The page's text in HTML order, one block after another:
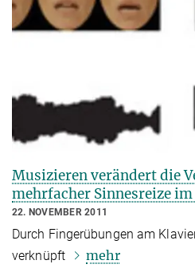
Musizieren verändert die
mehrfacher Sinnesreize
22. NOVEMBER 2011
Durch Fingerübungen am
verknüpft
mehr